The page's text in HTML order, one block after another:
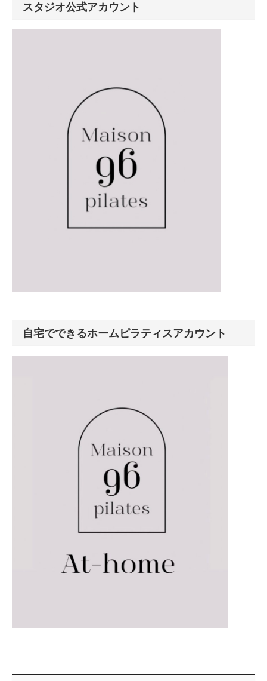
スタジオ公式アカウント
自宅でできるホームピラティスアカウント